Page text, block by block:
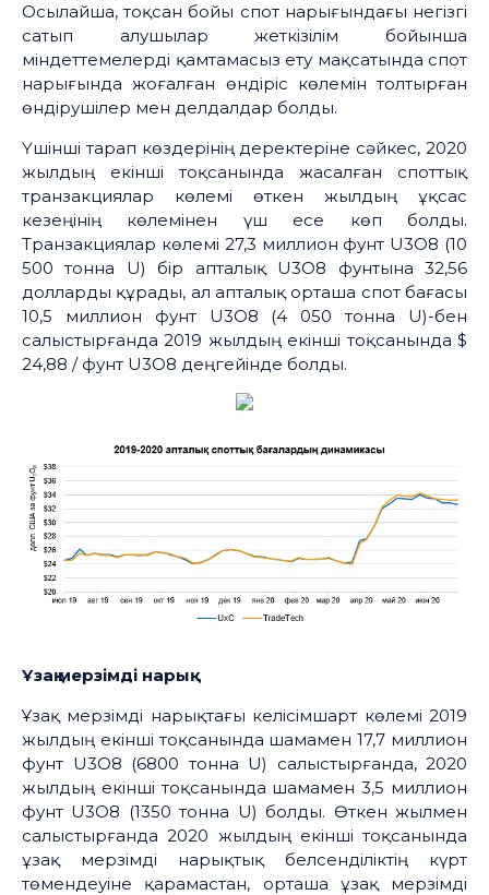
Осылайша, тоқсан бойы спот нарығындағы негізгі
сатып алушылар жеткізілім бойынша
міндеттемелерді қамтамасыз ету мақсатында спот
нарығында жоғалған өндіріс көлемін толтырған
өндірушілер мен делдалдар болды.
Үшінші тарап көздерінің деректеріне сәйкес, 2020
жылдың екінші тоқсанында жасалған споттық
транзакциялар көлемі өткен жылдың ұқсас
кезеңінің көлемінен үш есе көп болды.
Транзакциялар көлемі 27,3 миллион фунт U3O8 (10
500 тонна U) бір апталық U3O8 фунтына 32,56
долларды құрады, ал апталық орташа спот бағасы
10,5 миллион фунт U3O8 (4 050 тонна U)-бен
салыстырғанда 2019 жылдың екінші тоқсанында $
24,88 / фунт U3O8 деңгейінде болды.
Ұзақ мерзімді нарық
Ұзақ мерзімді нарықтағы келісімшарт көлемі 2019
жылдың екінші тоқсанында шамамен 17,7 миллион
фунт U3O8 (6800 тонна U) салыстырғанда, 2020
жылдың екінші тоқсанында шамамен 3,5 миллион
фунт U3O8 (1350 тонна U) болды. Өткен жылмен
салыстырғанда 2020 жылдың екінші тоқсанында
ұзақ мерзімді нарықтық белсенділіктің күрт
төмендеуіне қарамастан, орташа ұзақ мерзімді